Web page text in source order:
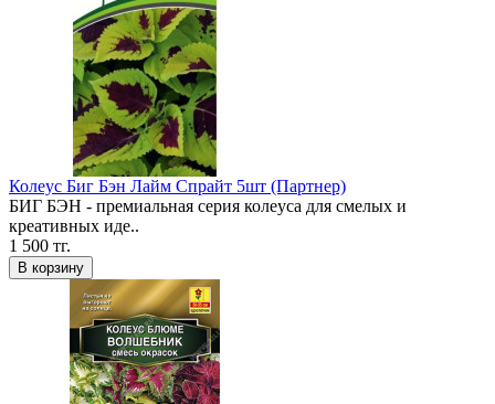
Колеус Биг Бэн Лайм Спрайт 5шт (Партнер)
БИГ БЭН - премиальная серия колеуса для смелых и
креативных иде..
1 500 тг.
В корзину